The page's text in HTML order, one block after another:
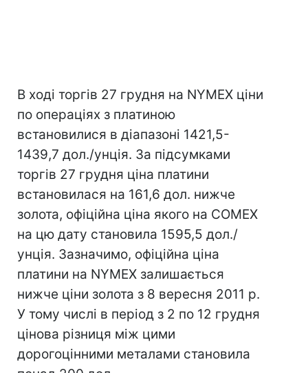
В ході торгів 27 грудня на NYMEX ціни
по операціях з платиною
встановилися в діапазоні 1421,5-
1439,7 дол./унція. За підсумками
торгів 27 грудня ціна платини
встановилася на 161,6 дол. нижче
золота, офіційна ціна якого на COMEX
на цю дату становила 1595,5 дол./
унція. Зазначимо, офіційна ціна
платини на NYMEX залишається
нижче ціни золота з 8 вересня 2011 р.
У тому числі в період з 2 по 12 грудня
цінова різниця між цими
дорогоцінними металами становила